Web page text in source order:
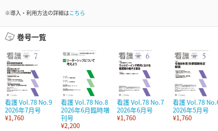
※導入・利用方法の詳細はこちら
巻号一覧
看護 Vol.78 No.9
2026年7月号
¥1,760
看護 Vol.78 No.8
2026年6月臨時増
刊号
¥2,200
看護 Vol.78 No.7
2026年6月号
¥1,760
看護 Vol.78
2026年5月号
¥1,760